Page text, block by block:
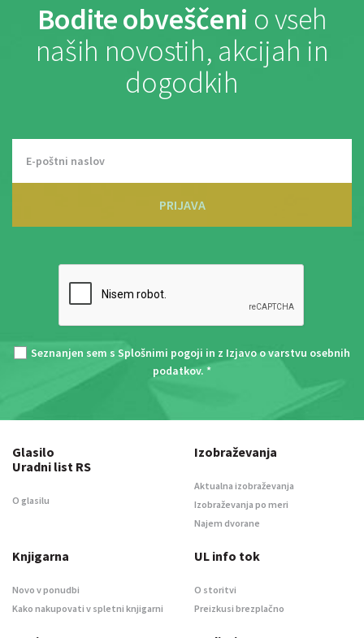
Bodite obveščeni o vseh
naših novostih, akcijah in
dogodkih
PRIJAVA
Seznanjen sem s Splošnimi pogoji in z Izjavo o varstvu osebnih
podatkov. *
Glasilo
Uradni list RS
O glasilu
Izobraževanja
Aktualna izobraževanja
Izobraževanja po meri
Najem dvorane
Knjigarna
Novo v ponudbi
Kako nakupovati v spletni knjigarni
UL info tok
O storitvi
Preizkusi brezplačno